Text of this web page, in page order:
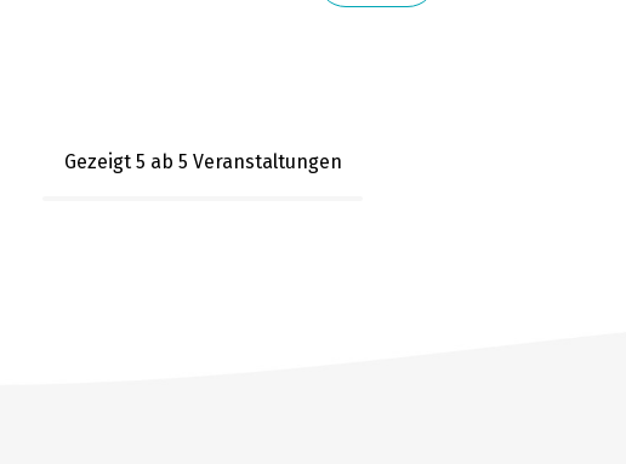
Gezeigt 5 ab 5 Veranstaltungen